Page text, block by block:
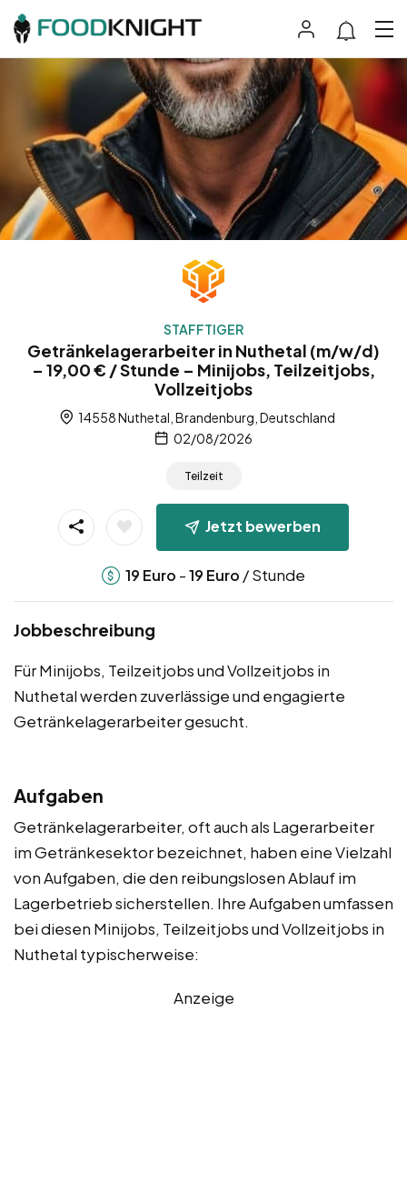
STAFFTIGER
Getränkelagerarbeiter in Nuthetal (m/w/d)
– 19,00 € / Stunde – Minijobs, Teilzeitjobs,
Vollzeitjobs
14558 Nuthetal, Brandenburg, Deutschland
02/08/2026
Teilzeit
Jetzt bewerben
19 Euro -19 Euro / Stunde
Jobbeschreibung
Für Minijobs, Teilzeitjobs und Vollzeitjobs in
Nuthetal werden zuverlässige und engagierte
Getränkelagerarbeiter gesucht.
Aufgaben
Getränkelagerarbeiter, oft auch als Lagerarbeiter
im Getränkesektor bezeichnet, haben eine Vielzahl
von Aufgaben, die den reibungslosen Ablauf im
Lagerbetrieb sicherstellen. Ihre Aufgaben umfassen
bei diesen Minijobs, Teilzeitjobs und Vollzeitjobs in
Nuthetal typischerweise:
Anzeige